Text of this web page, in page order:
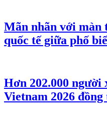
Mãn nhãn với màn
quốc tế giữa phố
Hơn 202.000 người
Vietnam 2026